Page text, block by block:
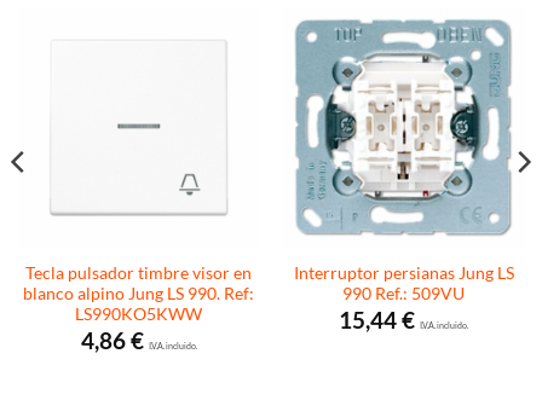
Tecla pulsador timbre visor en
blanco alpino Jung LS 990. Ref:
LS990KO5KWW
4,86€I.V.A. incluido.
Interruptor persianas Jung LS
990 Ref.: 509VU
15,44€ I.V.A. incluido.